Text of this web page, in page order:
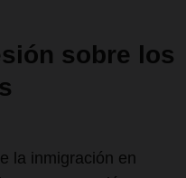
sobre los
la inmigración en